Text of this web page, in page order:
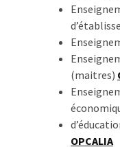
(maitres)
OPCALIA